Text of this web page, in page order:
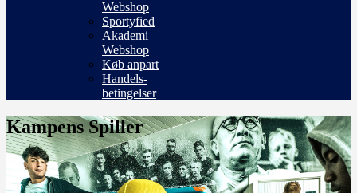
Webshop
Sportyfied
Akademi
Webshop
Køb anpart
Handels-
betingelser
Kampens Spiller